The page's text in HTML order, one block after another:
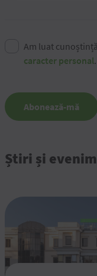
Am luat cunoștință
caracter personal.
Abonează-mă
Știri și